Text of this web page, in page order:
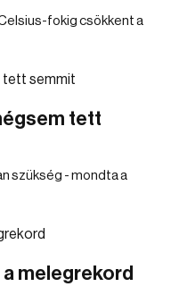
fokig csökkent a
tett
szükség - mondta a
melegrekord